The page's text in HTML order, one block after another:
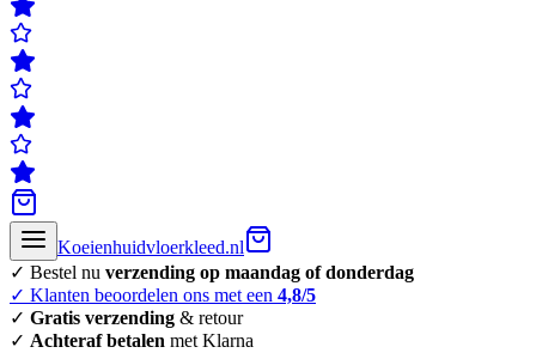
Koeienhuidvloerkleed.nl
✓ Bestel nu verzending op maandag of donderdag
✓ Klanten beoordelen ons met een 4,8/5
✓ Gratis verzending & retour
✓ Achteraf betalen met Klarna